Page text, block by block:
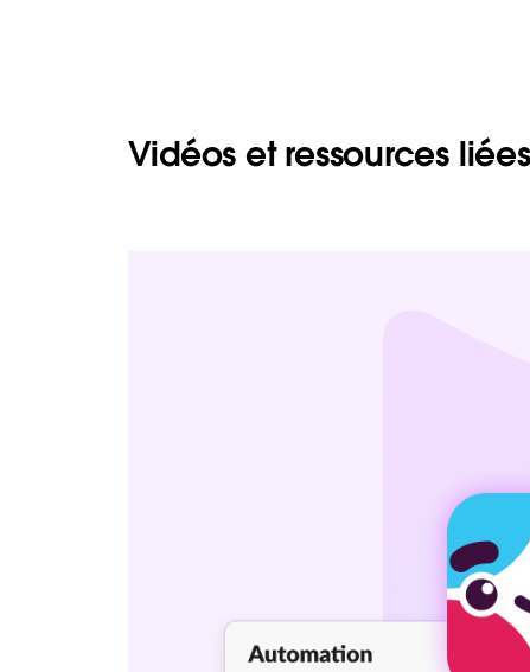
Vidéos et ressources liées